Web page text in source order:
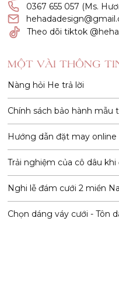
0367 655 057 (Ms.
Theo dõi tiktok
MỘT VÀI THÔNG
Nàng hỏi He trả lời
Chính sách bảo hành mẫu
Hướng dẫn đặt may online
Trải nghiệm của cô dâu khi
Nghi lễ đám cưới 2 miền
Chọn dáng váy cưới - Tôn